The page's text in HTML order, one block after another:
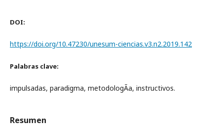
DOI:
https://doi.org/10.47230/unesum-ciencias.v3.n2.2019.142
Palabras clave:
impulsadas, paradigma, metodologÃ­a, instructivos.
Resumen